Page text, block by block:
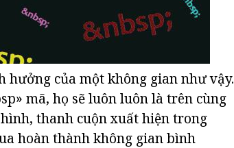
hưởng của một không gian như vậy.
mã, họ sẽ luôn luôn là trên cùng
thanh cuộn xuất hiện trong
hoàn thành không gian bình